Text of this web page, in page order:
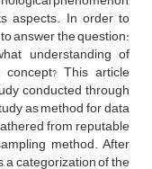
aspects. In order to
answer the question:
understanding of
This article
conducted through
as method for data
from reputable
method. After
a categorization of the